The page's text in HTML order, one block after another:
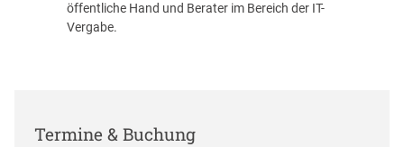
öffentliche Hand und Berater im Bereich der IT-
Vergabe.
Termine & Buchung